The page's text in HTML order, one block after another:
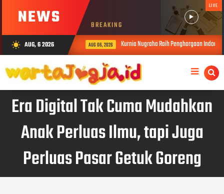
NEWS BREAKING
LIVE
wb_sunny AUG, 6 2026 AUG 06, 2026 Kurnia Nugraha Raih Penghargaan Indonesia
Era Digital Tak Cuma Mudahkan
Anak Perluas Ilmu, tapi Juga
Perluas Pasar Getuk Goreng